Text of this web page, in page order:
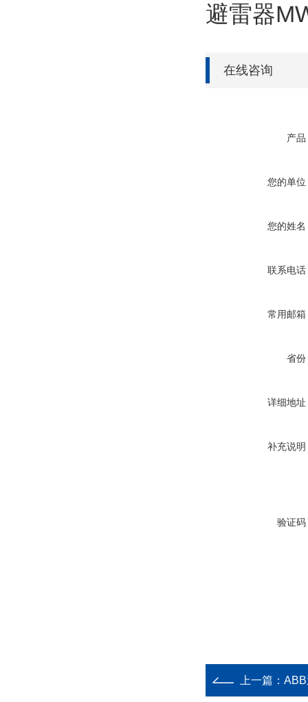
避雷器
在线咨询
产品
您的单位
您的姓名
联系电话
常用邮箱
省份
详细地址
补充说明
验证码
上一篇：